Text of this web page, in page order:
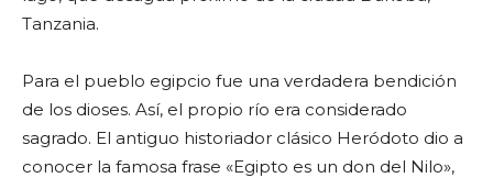
Tanzania.
Para el pueblo egipcio fue una verdadera bendición
de los dioses. Así, el propio río era considerado
sagrado. El antiguo historiador clásico Heródoto dio a
conocer la famosa frase «Egipto es un don del Nilo»,